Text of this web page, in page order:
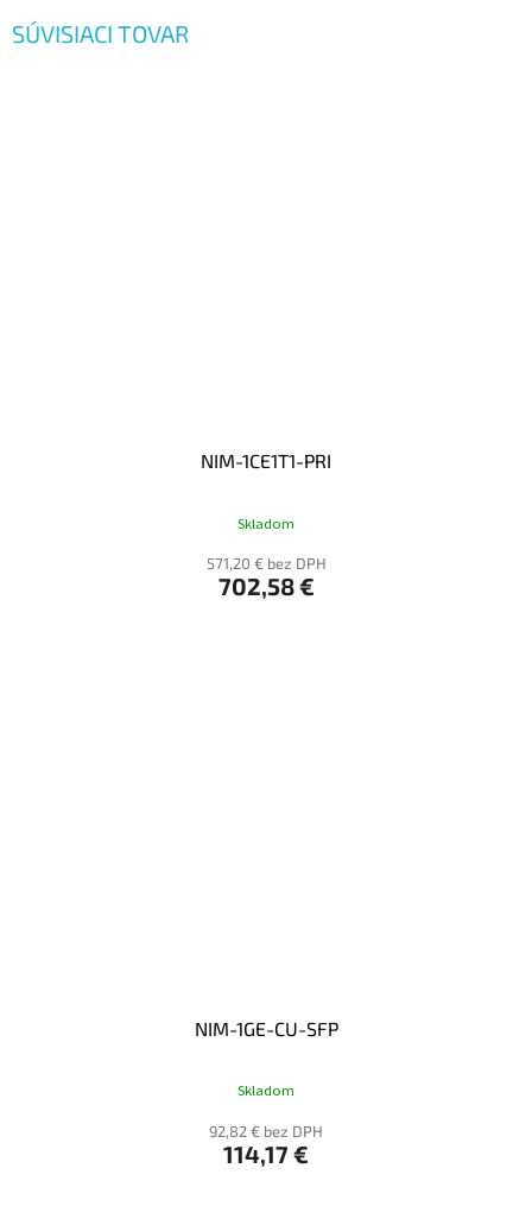
SÚVISIACI TOVAR
NIM-1CE1T1-PRI
Skladom
571,20 € bez DPH
702,58 €
NIM-1GE-CU-SFP
Skladom
92,82 € bez DPH
114,17 €